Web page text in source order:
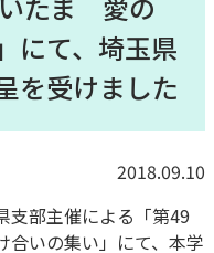
にて、埼玉県
を受けました
2018.09.10
支部主催による「第49
いの集い」にて、本学